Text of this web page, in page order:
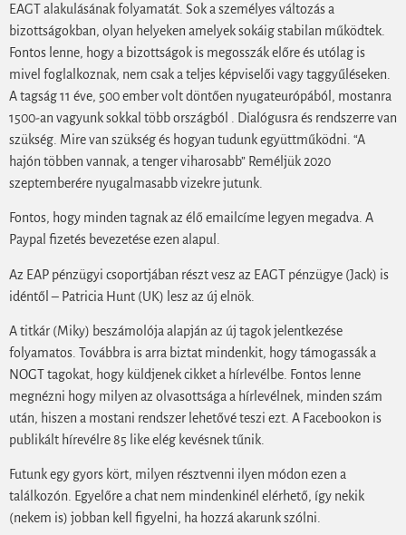
EAGT alakulásának folyamatát. Sok a személyes változás a
bizottságokban, olyan helyeken amelyek sokáig stabilan működtek.
Fontos lenne, hogy a bizottságok is megosszák előre és utólag is
mivel foglalkoznak, nem csak a teljes képviselői vagy taggyűléseken.
A tagság 11 éve, 500 ember volt döntően nyugateurópából, mostanra
1500-an vagyunk sokkal több országból . Dialógusra és rendszerre van
szükség. Mire van szükség és hogyan tudunk együttműködni. “A
hajón többen vannak, a tenger viharosabb” Reméljük 2020
szeptemberére nyugalmasabb vizekre jutunk.
Fontos, hogy minden tagnak az élő emailcíme legyen megadva. A
Paypal fizetés bevezetése ezen alapul.
Az EAP pénzügyi csoportjában részt vesz az EAGT pénzügye (Jack) is
idéntől – Patricia Hunt (UK) lesz az új elnök.
A titkár (Miky) beszámolója alapján az új tagok jelentkezése
folyamatos. Továbbra is arra biztat mindenkit, hogy támogassák a
NOGT tagokat, hogy küldjenek cikket a hírlevélbe. Fontos lenne
megnézni hogy milyen az olvasottsága a hírlevélnek, minden szám
után, hiszen a mostani rendszer lehetővé teszi ezt. A Facebookon is
publikált hírevélre 85 like elég kevésnek tűnik.
Futunk egy gyors kört, milyen résztvenni ilyen módon ezen a
találkozón. Egyelőre a chat nem mindenkinél elérhető, így nekik
(nekem is) jobban kell figyelni, ha hozzá akarunk szólni.